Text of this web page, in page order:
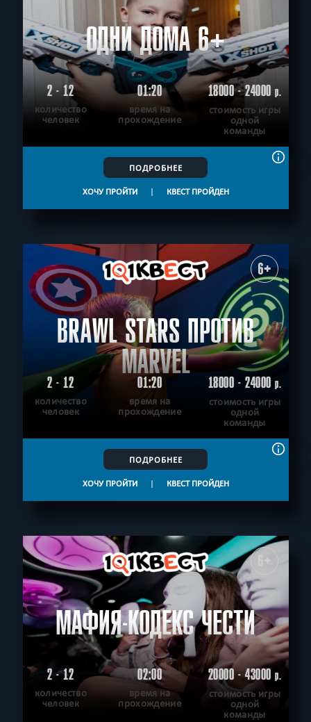
ОДНИ ДОМА 6+
2 - 12
количество
человек
01:20
время на
прохождение
18000 - 24000р.
стоимость игры
одной
команды
ПОДРОБНЕЕ
ХОЧУ ПРОЙТИ | КВЕСТ ПРОЙДЕН
6+
BRAWL STARS ПРОТИВ
MARVEL
2 - 12
количество
человек
01:20
время на
прохождение
18000 - 24000р.
стоимость игры
одной
команды
ПОДРОБНЕЕ
ХОЧУ ПРОЙТИ | КВЕСТ ПРОЙДЕН
6+
МАФИЯ-КОДЕКС ЧЕСТИ
2 - 12
количество
человек
02:00
время на
прохождение
20000 - 43000р.
стоимость игры
одной
команды